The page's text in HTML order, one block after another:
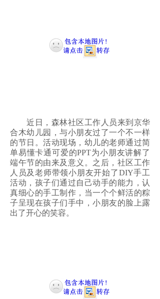
近日，森林社区工作人员来到京华
合木幼儿园，与小朋友过了一个不一样
的节日。活动现场，幼儿的老师通过简
单易懂卡通可爱的PPT为小朋友讲解了
端午节的由来及意义。之后，社区工作
人员及老师带领小朋友开始了DIY手工
活动，孩子们通过自己动手的能力，认
真细心的手工制作，当一个个鲜活的粽
子呈现在孩子们手中，小朋友的脸上露
出了开心的笑容。